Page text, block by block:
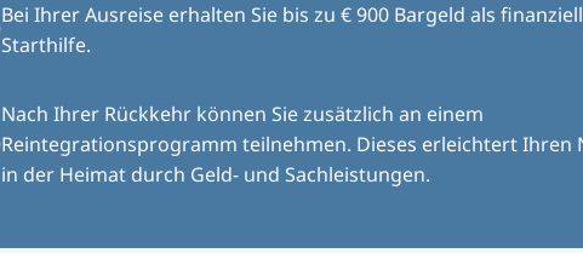
Bei Ihrer Ausreise erhalten Sie bis zu € 900 Bargeld als
Starthilfe.
Nach Ihrer Rückkehr können Sie zusätzlich an einem
Reintegrationsprogramm teilnehmen. Dieses erleichtert Ihren
in der Heimat durch Geld- und Sachleistungen.